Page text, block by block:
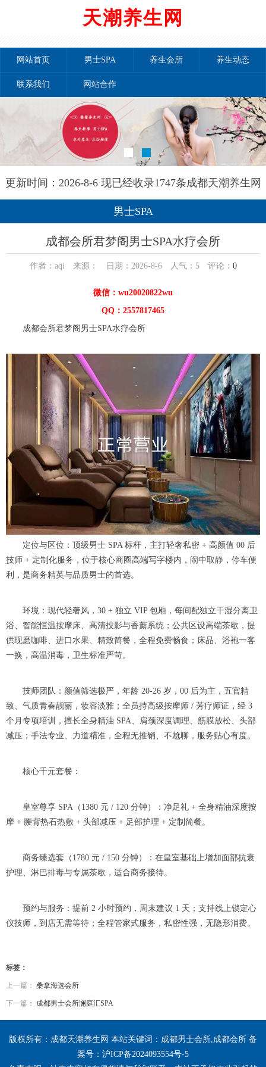
天潮养生网
网站首页 男士SPA 养生会所 养生动态
联系我们 网站合作
更新时间：2026-8-6 现已经收录1747条成都天潮养生网
信息
男士SPA
成都会所君梦阁男士SPA水疗会所
作者：aqi 来源： 日期：2026-8-6 人气： 5评论： 0
微信：wu20020822wu
QQ：2557817465
成都会所君梦阁男士SPA水疗会所
定位与区位：顶级男士 SPA 标杆，主打轻奢私密 + 高颜值 00 后
技师 + 定制化服务，位于核心商圈高端写字楼内，闹中取静，停车便
利，是商务精英与品质男士的首选。
环境：现代轻奢风，30 + 独立 VIP 包厢，每间配独立干湿分离卫
浴、智能恒温按摩床、高清投影与香薰系统；公共区设高端茶歇，提
供现磨咖啡、进口水果、精致简餐，全程免费畅食；床品、浴袍一客
一换，高温消毒，卫生标准严苛。
技师团队：颜值筛选极严，年龄 20-26 岁，00 后为主，五官精
致、气质青春靓丽，妆容淡雅；全员持高级按摩师 / 芳疗师证，经 3
个月专项培训，擅长全身精油 SPA、肩颈深度调理、筋膜放松、头部
减压；手法专业、力道精准，全程无推销、不尬聊，服务贴心有度。
核心千元套餐：
皇室尊享 SPA（1380 元 / 120 分钟）：净足礼 + 全身精油深度按
摩 + 腰背热石热敷 + 头部减压 + 足部护理 + 定制简餐。
商务臻选套（1780 元 / 150 分钟）：在皇室基础上增加面部抗衰
护理、淋巴排毒与专属茶歇，适合商务接待。
预约与服务：提前 2 小时预约，周末建议 1 天；支持线上锁定心
仪技师，到店无需等待；全程管家式服务，私密性强，无隐形消费。
标签：
上一篇： 桑拿海选会所
下一篇： 成都男士会所澜庭汇SPA
版权所有：成都天潮养生网 本站关键词：成都男士会所,成都会所 备
案号： 沪ICP备2024093554号-5